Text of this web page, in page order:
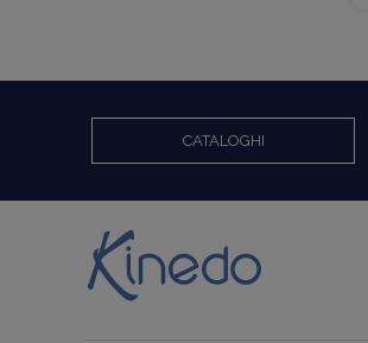
CATALOGHI